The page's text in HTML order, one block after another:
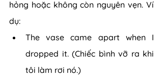
hỏng hoặc không còn nguyên vẹn. Ví
dụ:
The vase came apart when I
dropped it. (Chiếc bình vỡ ra khi
tôi làm rơi nó.)